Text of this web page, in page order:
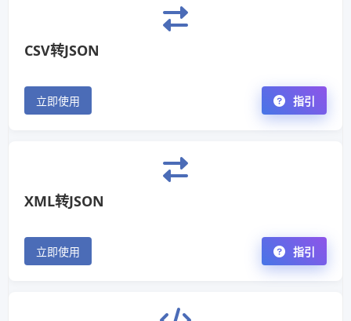
CSV转JSON
立即使用 指引
XML转JSON
立即使用 指引